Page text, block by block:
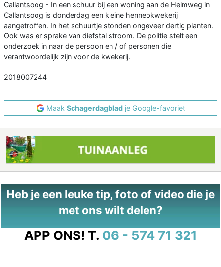
Callantsoog - In een schuur bij een woning aan de Helmweg in
Callantsoog is donderdag een kleine hennepkwekerij
aangetroffen. In het schuurtje stonden ongeveer dertig planten.
Ook was er sprake van diefstal stroom. De politie stelt een
onderzoek in naar de persoon en / of personen die
verantwoordelijk zijn voor de kwekerij.
2018007244
Maak Schagerdagbladje Google-favoriet
Heb je een leuke tip, foto of video die je
met ons wilt delen?
APP ONS! T. 06 - 574 71 321